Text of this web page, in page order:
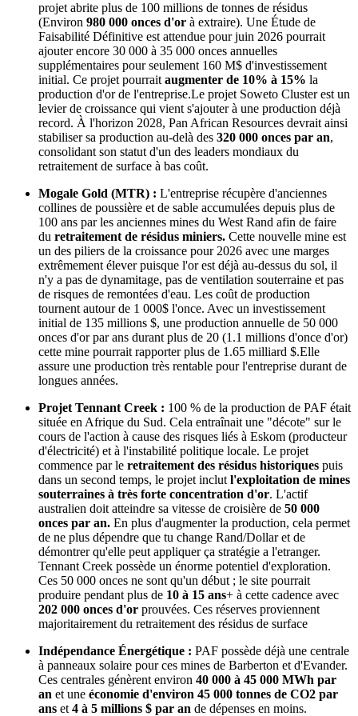
projet abrite plus de 100 millions de tonnes de résidus
(Environ 980 000 onces d'or à extraire). Une Étude de
Faisabilité Définitive est attendue pour juin 2026 pourrait
ajouter encore 30 000 à 35 000 onces annuelles
supplémentaires pour seulement 160 M$ d'investissement
initial. Ce projet pourrait augmenter de 10% à 15% la
production d'or de l'entreprise.Le projet Soweto Cluster est un
levier de croissance qui vient s'ajouter à une production déjà
record. À l'horizon 2028, Pan African Resources devrait ainsi
stabiliser sa production au-delà des 320 000 onces par an,
consolidant son statut d'un des leaders mondiaux du
retraitement de surface à bas coût.
Mogale Gold (MTR) : L'entreprise récupère d'anciennes
collines de poussière et de sable accumulées depuis plus de
100 ans par les anciennes mines du West Rand afin de faire
du retraitement de résidus miniers. Cette nouvelle mine est
un des piliers de la croissance pour 2026 avec une marges
extrêmement élever puisque l'or est déjà au-dessus du sol, il
n'y a pas de dynamitage, pas de ventilation souterraine et pas
de risques de remontées d'eau. Les coût de production
tournent autour de 1 000$ l'once. Avec un investissement
initial de 135 millions $, une production annuelle de 50 000
onces d'or par ans durant plus de 20 (1.1 millions d'once d'or)
cette mine pourrait rapporter plus de 1.65 milliard $.Elle
assure une production très rentable pour l'entreprise durant de
longues années.
Projet Tennant Creek : 100 % de la production de PAF était
située en Afrique du Sud. Cela entraînait une "décote" sur le
cours de l'action à cause des risques liés à Eskom (producteur
d'électricité) et à l'instabilité politique locale. Le projet
commence par le retraitement des résidus historiques puis
dans un second temps, le projet inclut l'exploitation de mines
souterraines à très forte concentration d'or. L'actif
australien doit atteindre sa vitesse de croisière de 50 000
onces par an. En plus d'augmenter la production, cela permet
de ne plus dépendre que tu change Rand/Dollar et de
démontrer qu'elle peut appliquer ça stratégie a l'etranger.
Tennant Creek possède un énorme potentiel d'exploration.
Ces 50 000 onces ne sont qu'un début ; le site pourrait
produire pendant plus de 10 à 15 ans+ à cette cadence avec
202 000 onces d'or prouvées. Ces réserves proviennent
majoritairement du retraitement des résidus de surface
Indépendance Énergétique : PAF possède déjà une centrale
à panneaux solaire pour ces mines de Barberton et d'Evander.
Ces centrales génèrent environ 40 000 à 45 000 MWh par
an et une économie d'environ 45 000 tonnes de CO2 par
ans et 4 à 5 millions $ par an de dépenses en moins.